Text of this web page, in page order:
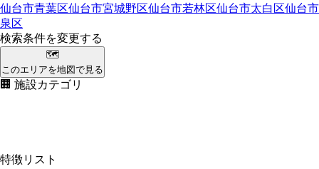
仙台市青葉区仙台市宮城野区仙台市若林区仙台市太白区仙台市
泉区
検索条件を変更する
🗺
このエリアを地図で見る
🏢 施設カテゴリ
特徴リスト